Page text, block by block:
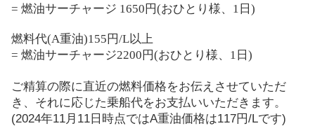
= 燃油サーチャージ 1650 円(おひとり様、 1 日 )
燃料代(A重油)155 円/L以上
= 燃油サーチャージ2200 円(おひとり様、 1 日 )
ご精算の際に直近の燃料価格をお伝えさせていただ
き、それに応じた乗船代をお支払いいただきます。
(2024年11月11日時点ではA重油価格は117円/Lです)